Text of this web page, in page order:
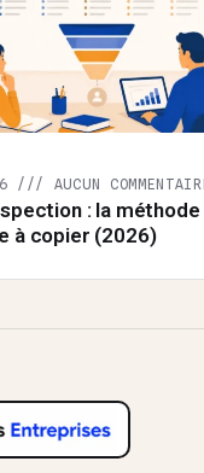
: la
à copier (2026)
AUCUN